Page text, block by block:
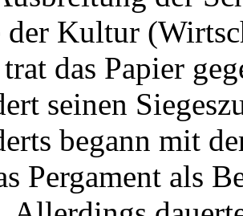
der Kultur
das Papier
seinen
begann mit
Pergament als